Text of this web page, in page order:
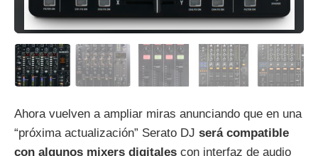
Ahora vuelven a ampliar miras anunciando que en una
“próxima actualización” Serato DJ será compatible
con algunos mixers digitales con interfaz de audio